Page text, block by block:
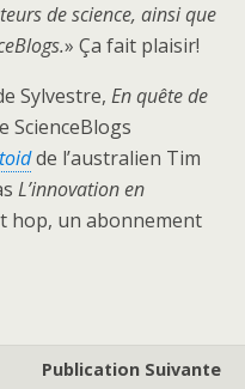
de science, ainsi que
» Ça fait plaisir!
Sylvestre, En quête de
ScienceBlogs
de l’australien Tim
L’innovation en
hop, un abonnement
Publication Suivante